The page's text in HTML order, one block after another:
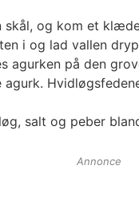
og kom et
i og lad vallen
agurken på den
salt og peber
Annonce